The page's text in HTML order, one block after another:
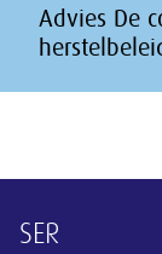
Advies De
Overige
SER